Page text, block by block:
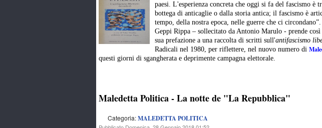
paesi. L'esperienza concreta che oggi si fa del fascismo è
bottega di anticaglie o dalla storia antica; il fascismo è
tempo, della nostra epoca, nelle guerre che ci circondano”.
Geppi Rippa – sollecitato da Antonio Marulo - prende così
sua prefazione a una raccolta di scritti sull'antifascismo
Radicali nel 1980, per riflettere, nel nuovo numero di
questi giorni di sgangherata e deprimente campagna elettorale.
Maledetta Politica - La notte de "La Repubblica"
Categoria:MALEDETTA POLITICA